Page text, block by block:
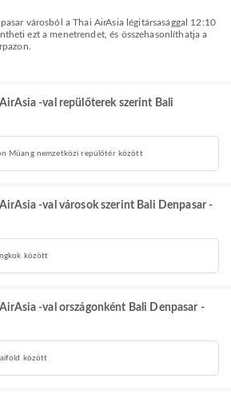
ezt a menetrendet, és összehasonlíthatja a
-val repülőterek szerint Bali
Müang nemzetközi repülőtér között
-val városok szerint Bali Denpasar -
között
-val országonként Bali Denpasar -
között